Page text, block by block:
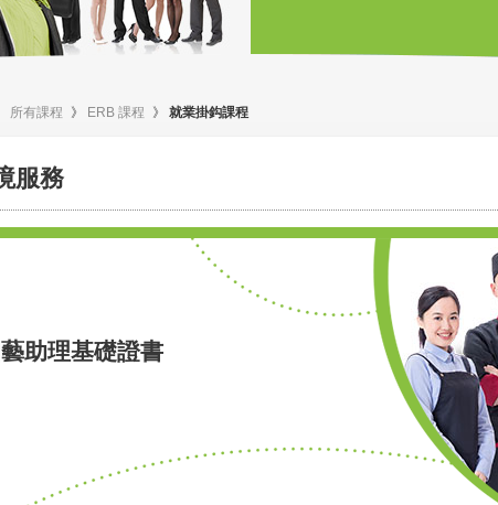
所有課程 》 ERB 課程 》 就業掛鈎課程
服務
助理基礎證書